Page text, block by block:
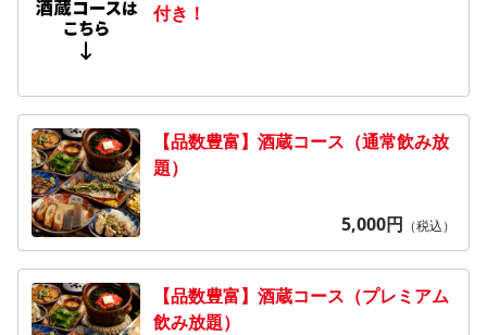
付き！
【品数豊富】酒蔵コース（通常飲み放
題）
5,000円 （税込）
【品数豊富】酒蔵コース（プレミアム
飲み放題）